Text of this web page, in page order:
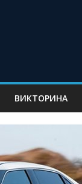
ВИКТОРИНА